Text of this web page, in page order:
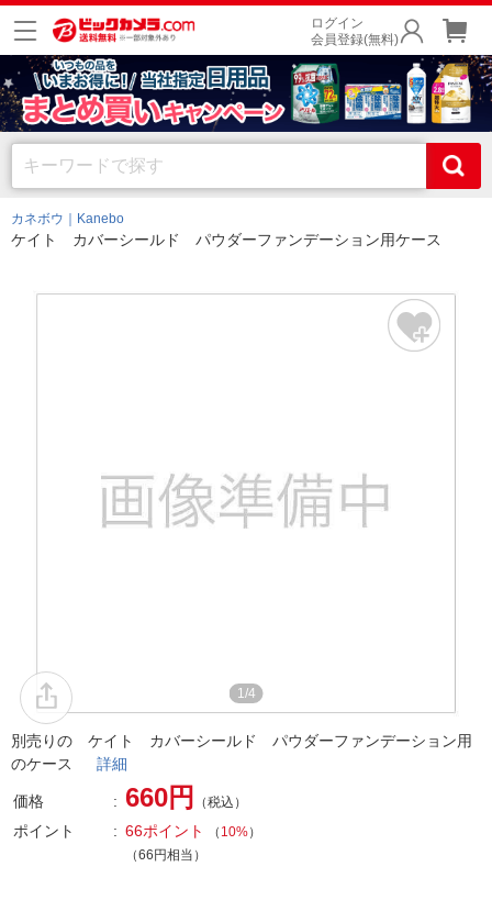
ログイン
会員登録(無料)
カネボウ｜Kanebo
ケイト カバーシールド パウダーファンデーション用ケース
1/4
別売りの ケイト カバーシールド パウダーファンデーション用
のケース 詳細
価格 660円 （税込）
ポイント 66ポイント （ 10%）
（66円相当）